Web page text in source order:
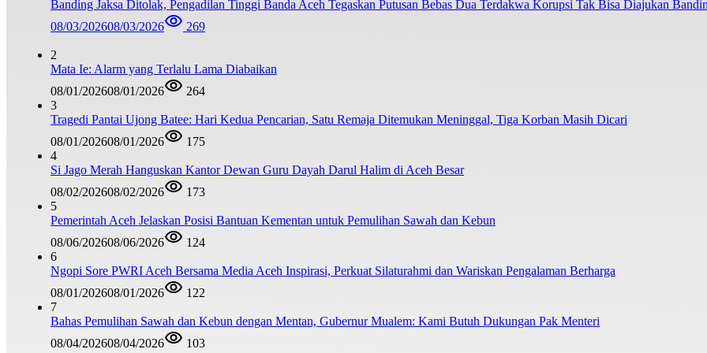
Banding Jaksa Ditolak, Pengadilan Tinggi Banda Aceh Tegaskan Putusan Bebas Dua Terdakwa Korupsi Tak Bisa Diajukan
08/03/202608/03/2026 269
2
Mata Ie: Alarm yang Terlalu Lama Diabaikan
08/01/202608/01/2026
264
3
Tragedi Pantai Ujong Batee: Hari Kedua Pencarian, Satu Remaja Ditemukan Meninggal, Tiga Korban Masih Dicari
08/01/202608/01/2026
175
4
Si Jago Merah Hanguskan Kantor Dewan Guru Dayah Darul Halim di Aceh Besar
08/02/202608/02/2026
173
5
Pemerintah Aceh Jelaskan Posisi Bantuan Kementan untuk Pemulihan Sawah dan Kebun
08/06/202608/06/2026
124
6
Ngopi Sore PWRI Aceh Bersama Media Aceh Inspirasi, Perkuat Silaturahmi dan Wariskan Pengalaman Berharga
08/01/202608/01/2026
122
7
Bahas Pemulihan Sawah dan Kebun dengan Mentan, Gubernur Mualem: Kami Butuh Dukungan Pak Menteri
08/04/202608/04/2026 103